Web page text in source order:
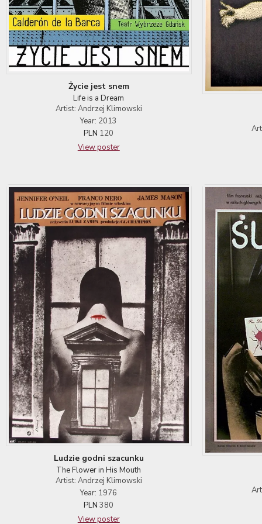
Życie jest snem
Life is a Dream
Artist: Andrzej Klimowski
Year: 2013
PLN 120
View poster
Ludzie godni szacunku
The Flower in His Mouth
Artist: Andrzej Klimowski
Year: 1976
PLN 380
View poster